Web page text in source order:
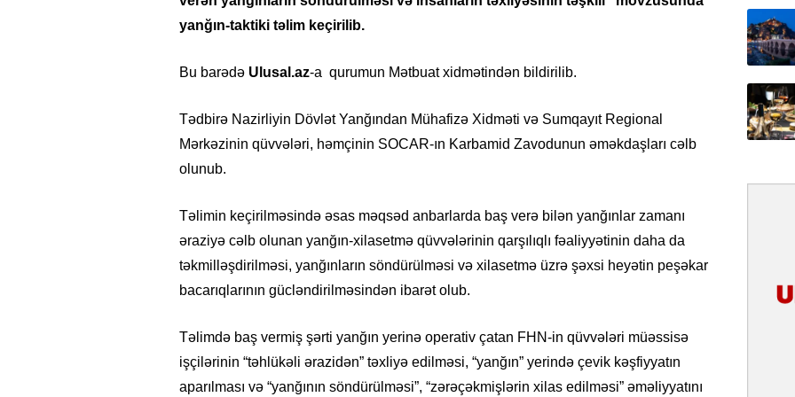
yanğın-taktiki təlim keçirilib.
Bu barədə Ulusal.az-a qurumun Mətbuat xidmətindən bildirilib.
Tədbirə Nazirliyin Dövlət Yanğından Mühafizə Xidməti və Sumqayıt Regional
Mərkəzinin qüvvələri, həmçinin SOCAR-ın Karbamid Zavodunun əməkdaşları cəlb
olunub.
Təlimin keçirilməsində əsas məqsəd anbarlarda baş verə bilən yanğınlar zamanı
əraziyə cəlb olunan yanğın-xilasetmə qüvvələrinin qarşılıqlı fəaliyyətinin daha da
təkmilləşdirilməsi, yanğınların söndürülməsi və xilasetmə üzrə şəxsi heyətin peşəkar
bacarıqlarının gücləndirilməsindən ibarət olub.
Təlimdə baş vermiş şərti yanğın yerinə operativ çatan FHN-in qüvvələri müəssisə
işçilərinin “təhlükəli ərazidən” təxliyə edilməsi, “yanğın” yerində çevik kəşfiyyatın
aparılması və “yanğının söndürülməsi”, “zərəçəkmişlərin xilas edilməsi” əməliyyatını
İlin ilk
çox
Yeni